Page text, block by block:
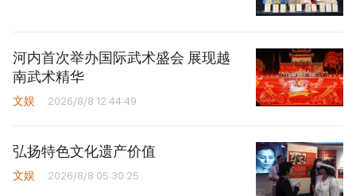
河内首次举办国际武术盛会 展现越
南武术精华
文娱 2026/8/8 12:44:49
弘扬特色文化遗产价值
文娱 2026/8/8 05:30:25